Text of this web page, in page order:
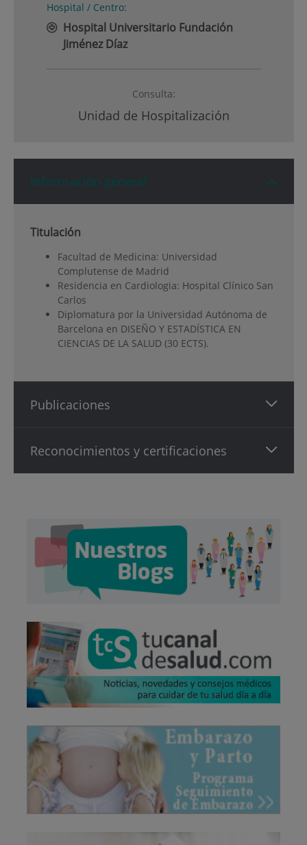
Hospital / Centro:
Hospital Universitario Fundación
Jiménez Díaz
Consulta:
Unidad de Hospitalización
Información general
Titulación
Facultad de Medicina: Universidad
Complutense de Madrid
Residencia en Cardiologia: Hospital Clínico San
Carlos
Diplomatura por la Universidad Autónoma de
Barcelona en DISEÑO Y ESTADÍSTICA EN
CIENCIAS DE LA SALUD (30 ECTS).
Publicaciones
Reconocimientos y certificaciones